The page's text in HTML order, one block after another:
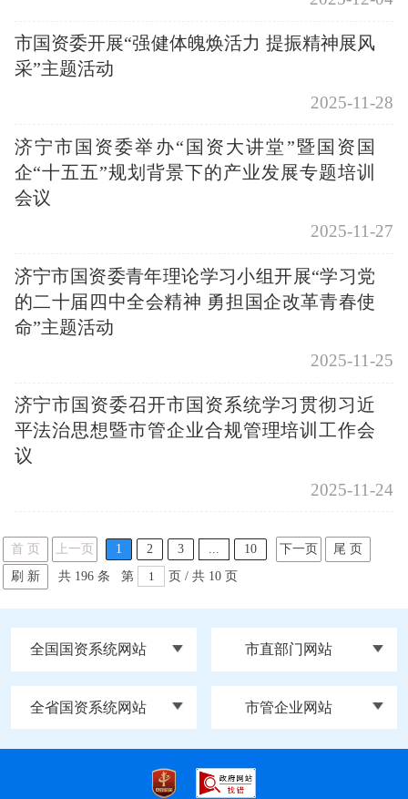
市国资委开展“强健体魄焕活力 提振精神展风
采”主题活动
2025-11-28
济宁市国资委举办“国资大讲堂”暨国资国
企“十五五”规划背景下的产业发展专题培训
会议
2025-11-27
济宁市国资委青年理论学习小组开展“学习党
的二十届四中全会精神 勇担国企改革青春使
命”主题活动
2025-11-25
济宁市国资委召开市国资系统学习贯彻习近
平法治思想暨市管企业合规管理培训工作会
议
2025-11-24
首 页 上一页 1 2 3 10 下一页
尾 页
刷 新
共 196 条 第 页 / 共 10 页
全国国资系统网站 市直部门网站
全省国资系统网站 市管企业网站